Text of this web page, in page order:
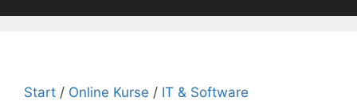
Start / Online Kurse / IT & Software